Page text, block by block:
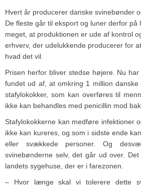
Hvert år producerer danske svinebønder
De fleste går til eksport og luner derfor på
meget, at produktionen er ude af kontrol
erhverv, der udelukkende producerer for
hvad det vil.
Prisen herfor bliver stedse højere. Nu
fundet ud af, at omkring 1 million
stafylokokker, som kan overføres til
ikke kan behandles med penicillin mod
Stafylokokkerne kan medføre infektioner
ikke kan kureres, og som i sidste ende
eller svækkede personer. Og
svinebønderne selv, det går ud over.
landets sygehuse, der er i farezonen.
– Hvor længe skal vi tolerere dette